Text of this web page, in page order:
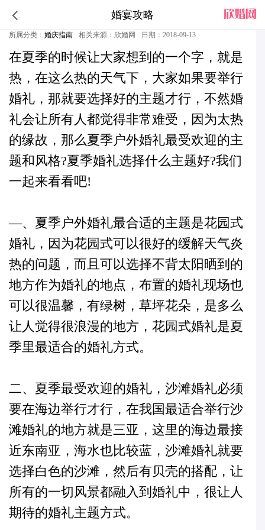
婚宴攻略
夏季户外婚礼最受欢迎的主题和风格
所属分类： 婚庆指南 相关来源：欣婚网 日期：2018-09-13
在夏季的时候让大家想到的一个字，就是
热，在这么热的天气下，大家如果要举行
婚礼，那就要选择好的主题才行，不然婚
礼会让所有人都觉得非常难受，因为太热
的缘故，那么夏季户外婚礼最受欢迎的主
题和风格?夏季婚礼选择什么主题好?我们
一起来看看吧!
—、夏季户外婚礼最合适的主题是花园式
婚礼，因为花园式可以很好的缓解天气炎
热的问题，而且可以选择不背太阳晒到的
地方作为婚礼的地点，布置的婚礼现场也
可以很温馨，有绿树，草坪花朵，是多么
让人觉得很浪漫的地方，花园式婚礼是夏
季里最适合的婚礼方式。
二、夏季最受欢迎的婚礼，沙滩婚礼必须
要在海边举行才行，在我国最适合举行沙
滩婚礼的地方就是三亚，这里的海边最接
近东南亚，海水也比较蓝，沙滩婚礼就要
选择白色的沙滩，然后有贝壳的搭配，让
所有的一切风景都融入到婚礼中，很让人
期待的婚礼主题方式。